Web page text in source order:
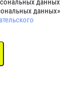
данных
данных»